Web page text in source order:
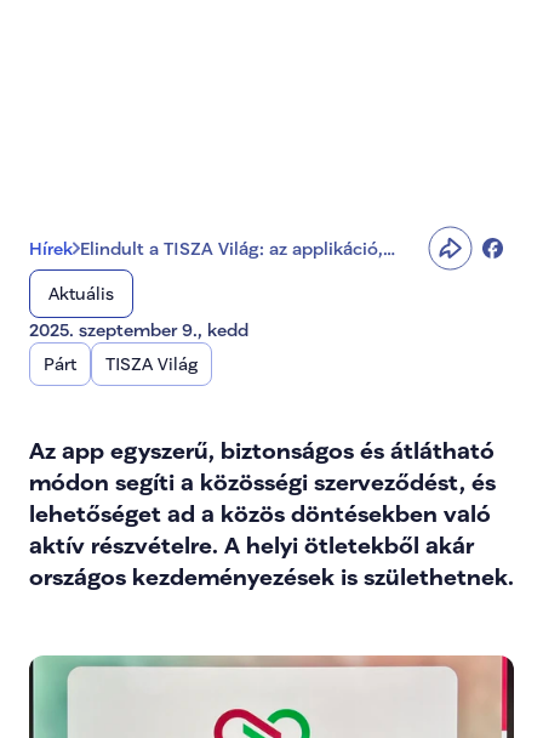
Hírek Elindult a TISZA Világ: az applikáció,
amely összeköti a közösségeket
Aktuális
2025. szeptember 9., kedd
Párt
TISZA Világ
Az app egyszerű, biztonságos és átlátható
módon segíti a közösségi szerveződést, és
lehetőséget ad a közös döntésekben való
aktív részvételre. A helyi ötletekből akár
országos kezdeményezések is születhetnek.